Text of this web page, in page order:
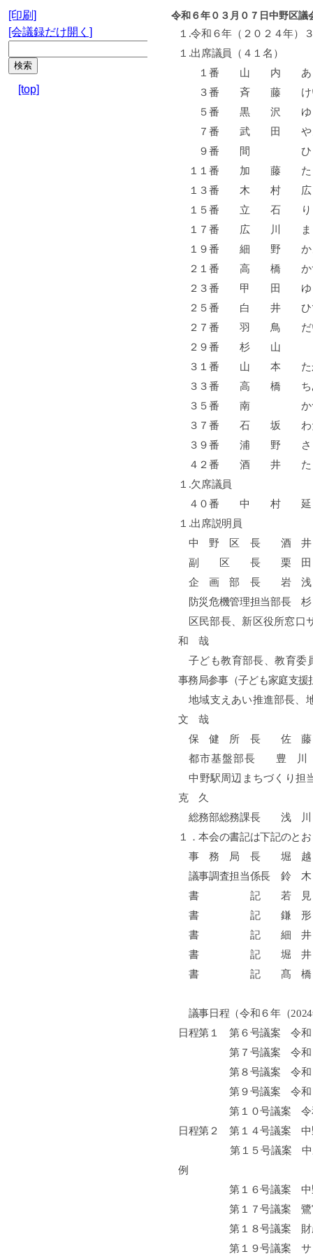
[印刷]
[会議録だけ開く]
[top]
令和６年０３月０７日中野区
１ .令和６年（２０２４年）
１ .出席議員（４１名）
１番 山 内
３番 斉 藤
５番 黒 沢
７番 武 田
９番 間 ひと
１１番 加 藤
１３番 木 村
１５番 立 石
１７番 広 川
１９番 細 野
２１番 高 橋
２３番 甲 田
２５番 白 井
２７番 羽 鳥
２９番 杉
３１番 山 本
３３番 高 橋
３５番 南
３７番 石 坂
３９番 浦 野
４２番 酒 井 た
１ .欠席議員
４０番 中 村
１ .出席説明員
中 野 区 長 酒
副 区 長 栗
企 画 部 長
防災危機管理担当
区民部長、新区役所窓口
和 哉
子ども教育部長、教育委
事務局参事（子ども家庭支援
地域支えあい推進部
文 哉
保 健 所 長 佐
都市基盤部長 豊 川
中野駅周辺まちづく
克 久
総務部総務課長
１．本会の書記は下記のと
事 務 局 長 堀
議事調査担
書 記 若
書 記 鎌
書 記 細
書 記 堀
書 記 髙
議事日程（令和６年（2024
日程第１
第６号議案令
第７号議案 令和６年
第８号議案 令和６年
第９号議案 令和６年
第１０号議案 令和６
日程第２ 第１４号議案 中
第１５号議案 中野区行
例
第１６号議案 中野区個
第１７号議案 鷺宮小
第１８号議案 財産
第１９号議案 サンプラ